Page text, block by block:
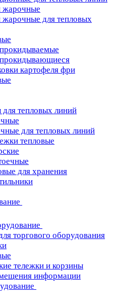
жарочные
жарочные для тепловых
картофеля фри
тепловых линий
для тепловых линий
тепловые
для хранения
торгового оборудования
тележки и корзины
информации